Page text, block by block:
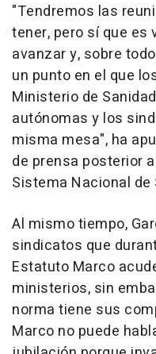
"Tendremos las
tener, pero sí que es
avanzar y, sobre
un punto en el que
Ministerio de
autónomas y los
misma mesa", ha
de prensa posterior
Sistema Nacional de
Al mismo tiempo,
sindicatos que
Estatuto Marco
ministerios, sin
norma tiene sus
Marco no puede